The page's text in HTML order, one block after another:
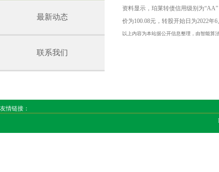
最新动态
联系我们
资料显示，珀莱转债信用级别为
价为100.08元，转股开始日为2022年
以上内容为本站据公开信息整理，由智能算
友情链接：